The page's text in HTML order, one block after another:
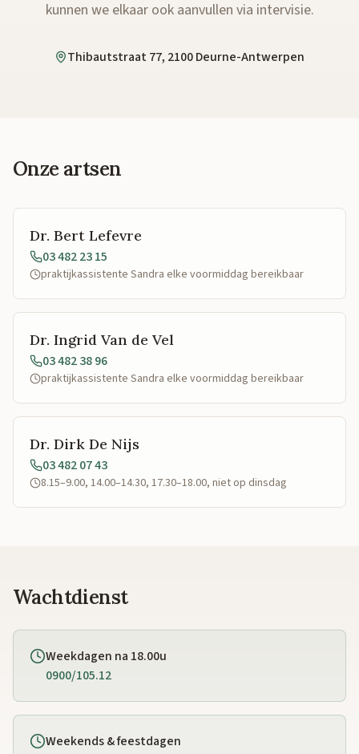
kunnen we elkaar ook aanvullen via intervisie.
Thibautstraat 77, 2100 Deurne-Antwerpen
Onze artsen
Dr. Bert Lefevre
03 482 23 15
praktijkassistente Sandra elke voormiddag bereikbaar
Dr. Ingrid Van de Vel
03 482 38 96
praktijkassistente Sandra elke voormiddag bereikbaar
Dr. Dirk De Nijs
03 482 07 43
8.15–9.00, 14.00–14.30, 17.30–18.00, niet op dinsdag
Wachtdienst
Weekdagen na 18.00u
0900/105.12
Weekends & feestdagen